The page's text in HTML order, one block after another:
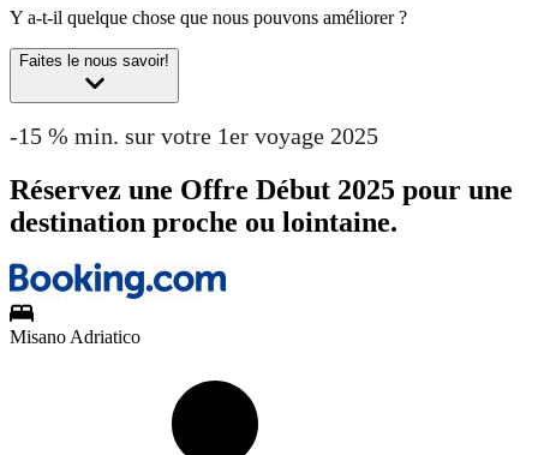
Y a-t-il quelque chose que nous pouvons améliorer ?
Faites le nous savoir!
-15 % min. sur votre 1er voyage 2025
Réservez une Offre Début 2025 pour une
destination proche ou lointaine.
Misano Adriatico